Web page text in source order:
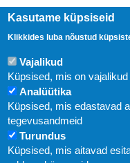
Paldiski mnt.
Kasutame küpsiseid
Klikkides luba nõustud
Vajalikud
Küpsised, mis on
Analüütika
Küpsised, mis edastavad
tegevusandmeid
Turundus
Küpsised, mis aitavad